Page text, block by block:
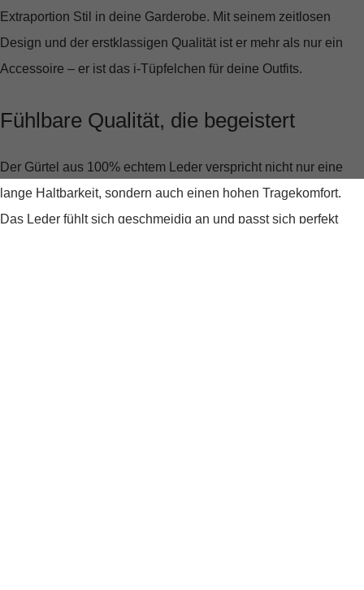
Extraportion Stil in deine Garderobe. Mit seinem zeitlosen
Design und der erstklassigen Qualität ist er mehr als nur ein
Accessoire – er ist das i-Tüpfelchen für deine Outfits.
Fühlbare Qualität, die begeistert
Der Gürtel aus 100% echtem Leder verspricht nicht nur eine
lange Haltbarkeit, sondern auch einen hohen Tragekomfort.
Das Leder fühlt sich geschmeidig an und passt sich perfekt